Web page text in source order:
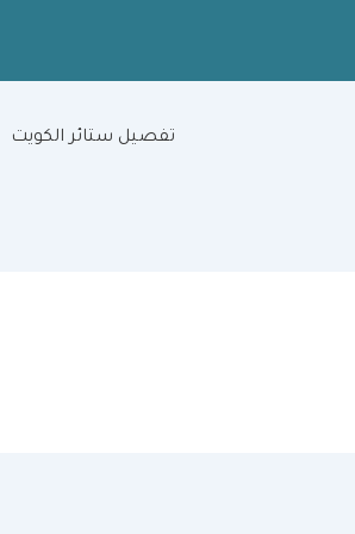
تفصيل ستائر الكويت